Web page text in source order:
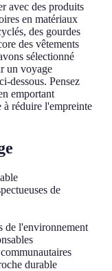
avec des produits
en matériaux
des gourdes
des vêtements
sélectionné
un voyage
dessous. Pensez
emportant
réduire l'empreinte
de
de l'environnement
durable